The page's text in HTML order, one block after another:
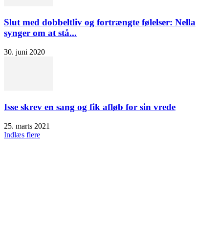
Slut med dobbeltliv og fortrængte følelser: Nella
synger om at stå...
30. juni 2020
Isse skrev en sang og fik afløb for sin vrede
25. marts 2021
Indlæs flere